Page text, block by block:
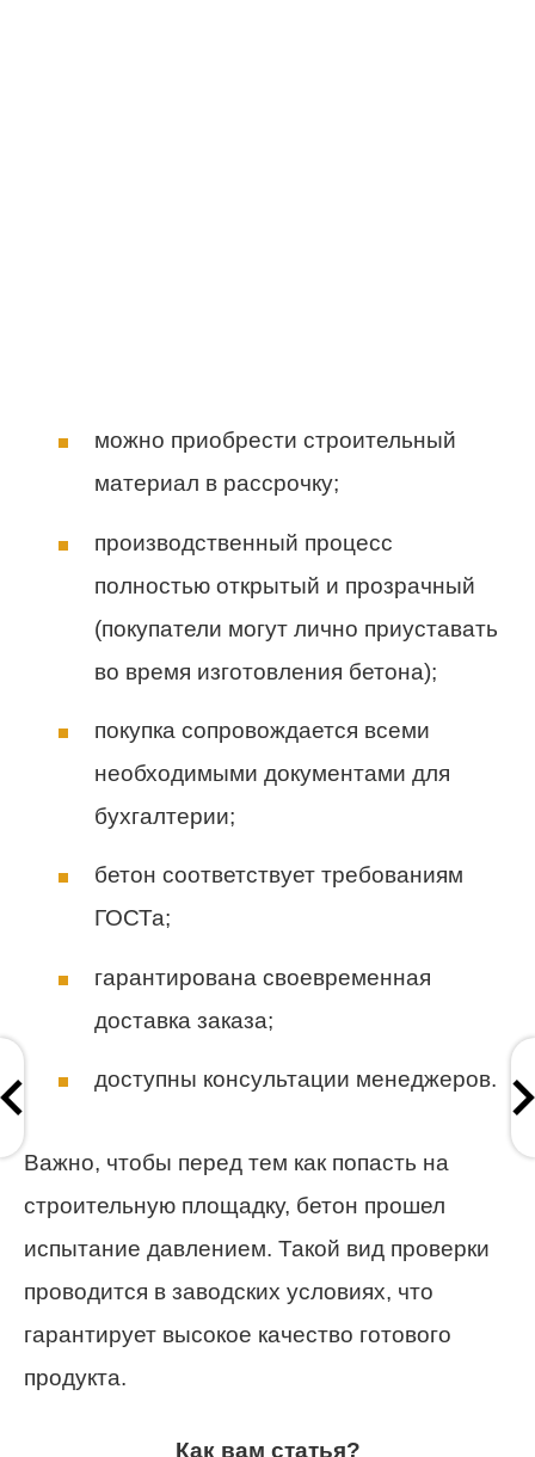
можно приобрести строительный
материал в рассрочку;
производственный процесс
полностью открытый и прозрачный
(покупатели могут лично приуставать
во время изготовления бетона);
покупка сопровождается всеми
необходимыми документами для
бухгалтерии;
бетон соответствует требованиям
ГОСТа;
гарантирована своевременная
доставка заказа;
доступны консультации менеджеров.
Важно, чтобы перед тем как попасть на
строительную площадку, бетон прошел
испытание давлением. Такой вид проверки
проводится в заводских условиях, что
гарантирует высокое качество готового
продукта.
Как вам статья?